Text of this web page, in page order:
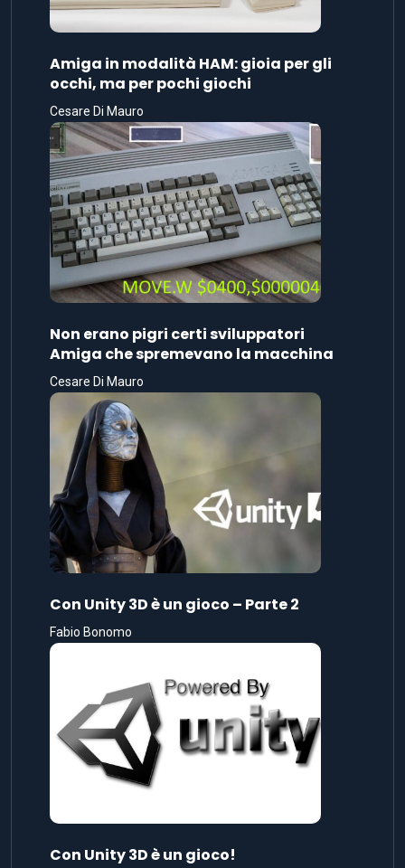
Amiga in modalità HAM: gioia per gli
occhi, ma per pochi giochi
Cesare Di Mauro
Non erano pigri certi sviluppatori
Amiga che spremevano la macchina
Cesare Di Mauro
Con Unity 3D è un gioco – Parte 2
Fabio Bonomo
Con Unity 3D è un gioco!